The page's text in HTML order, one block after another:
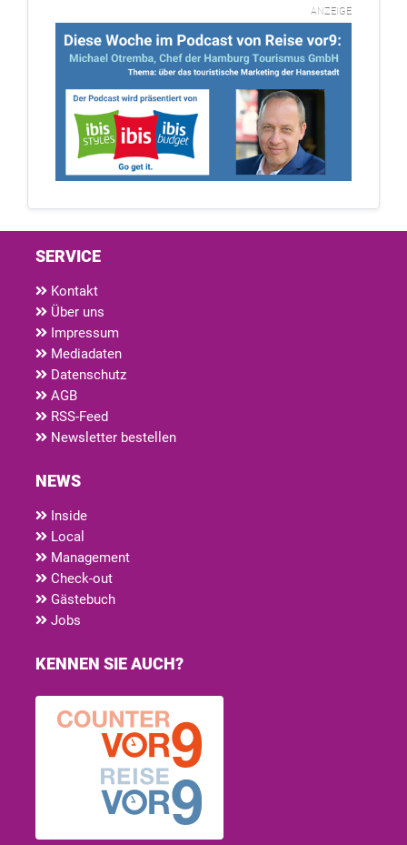
ANZEIGE
SERVICE
Kontakt
Über uns
Impressum
Mediadaten
Datenschutz
AGB
RSS-Feed
Newsletter bestellen
NEWS
Inside
Local
Management
Check-out
Gästebuch
Jobs
KENNEN SIE AUCH?